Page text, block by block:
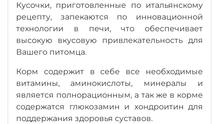
Кусочки, приготовленные по итальянскому
рецепту, запекаются по инновационной
технологии в печи, что обеспечивает
высокую вкусовую привлекательность для
Вашего питомца.
Корм содержит в себе все необходимые
витамины, аминокислоты, минералы и
является полнорационным, а так же в корме
содержатся глюкозамин и хондроитин для
поддержания здоровья суставов.